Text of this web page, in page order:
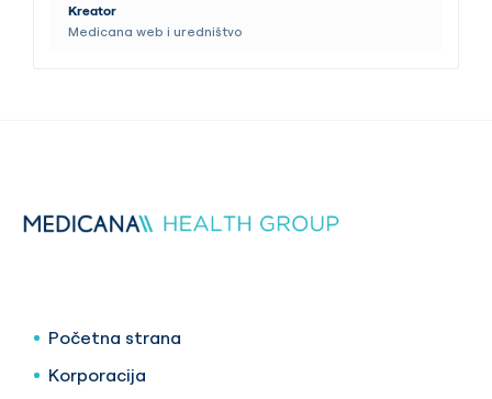
Kreator
Medicana web i uredništvo
Početna strana
Korporacija